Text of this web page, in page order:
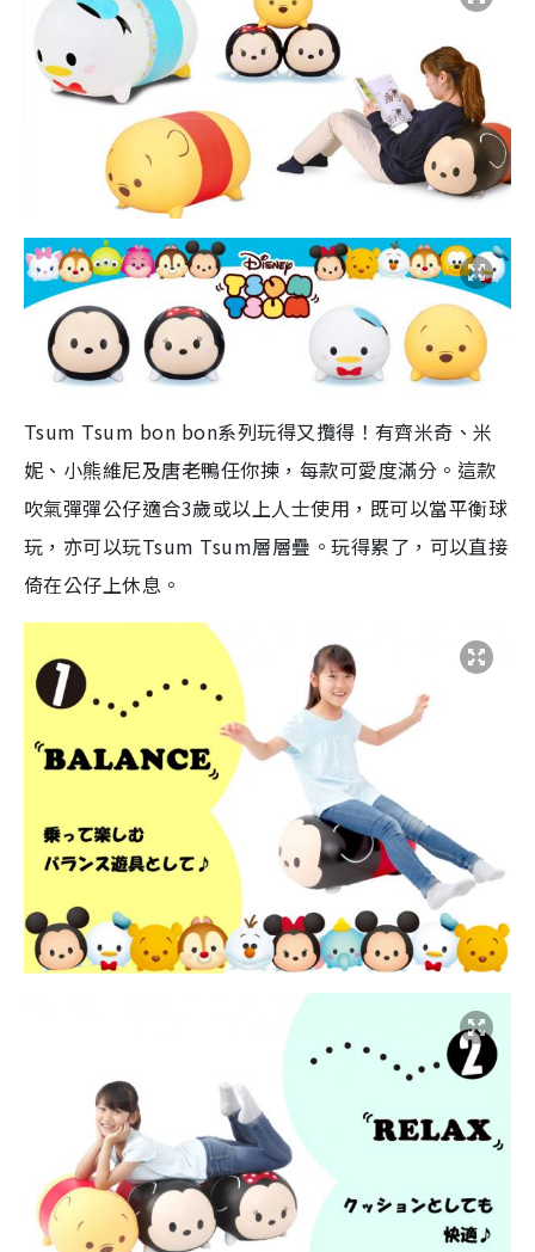
Tsum Tsum bon bon系列玩得又攬得！有齊米奇、米
妮、小熊維尼及唐老鴨任你揀，每款可愛度滿分。這款
吹氣彈彈公仔適合3歲或以上人士使用，既可以當平衡球
玩，亦可以玩Tsum Tsum層層疊。玩得累了，可以直接
倚在公仔上休息。